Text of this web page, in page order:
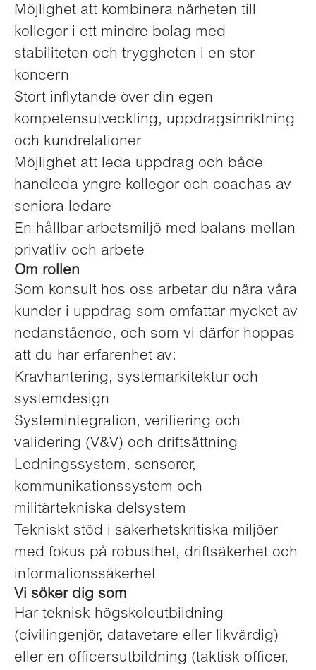
Möjlighet att kombinera närheten till
kollegor i ett mindre bolag med
stabiliteten och tryggheten i en stor
koncern
Stort inflytande över din egen
kompetensutveckling, uppdragsinriktning
och kundrelationer
Möjlighet att leda uppdrag och både
handleda yngre kollegor och coachas av
seniora ledare
En hållbar arbetsmiljö med balans mellan
privatliv och arbete
Om rollen
Som konsult hos oss arbetar du nära våra
kunder i uppdrag som omfattar mycket av
nedanstående, och som vi därför hoppas
att du har erfarenhet av:
Kravhantering, systemarkitektur och
systemdesign
Systemintegration, verifiering och
validering (V&V) och driftsättning
Ledningssystem, sensorer,
kommunikationssystem och
militärtekniska delsystem
Tekniskt stöd i säkerhetskritiska miljöer
med fokus på robusthet, driftsäkerhet och
informationssäkerhet
Vi söker dig som
Har teknisk högskoleutbildning
(civilingenjör, datavetare eller likvärdig)
eller en officersutbildning (taktisk officer,